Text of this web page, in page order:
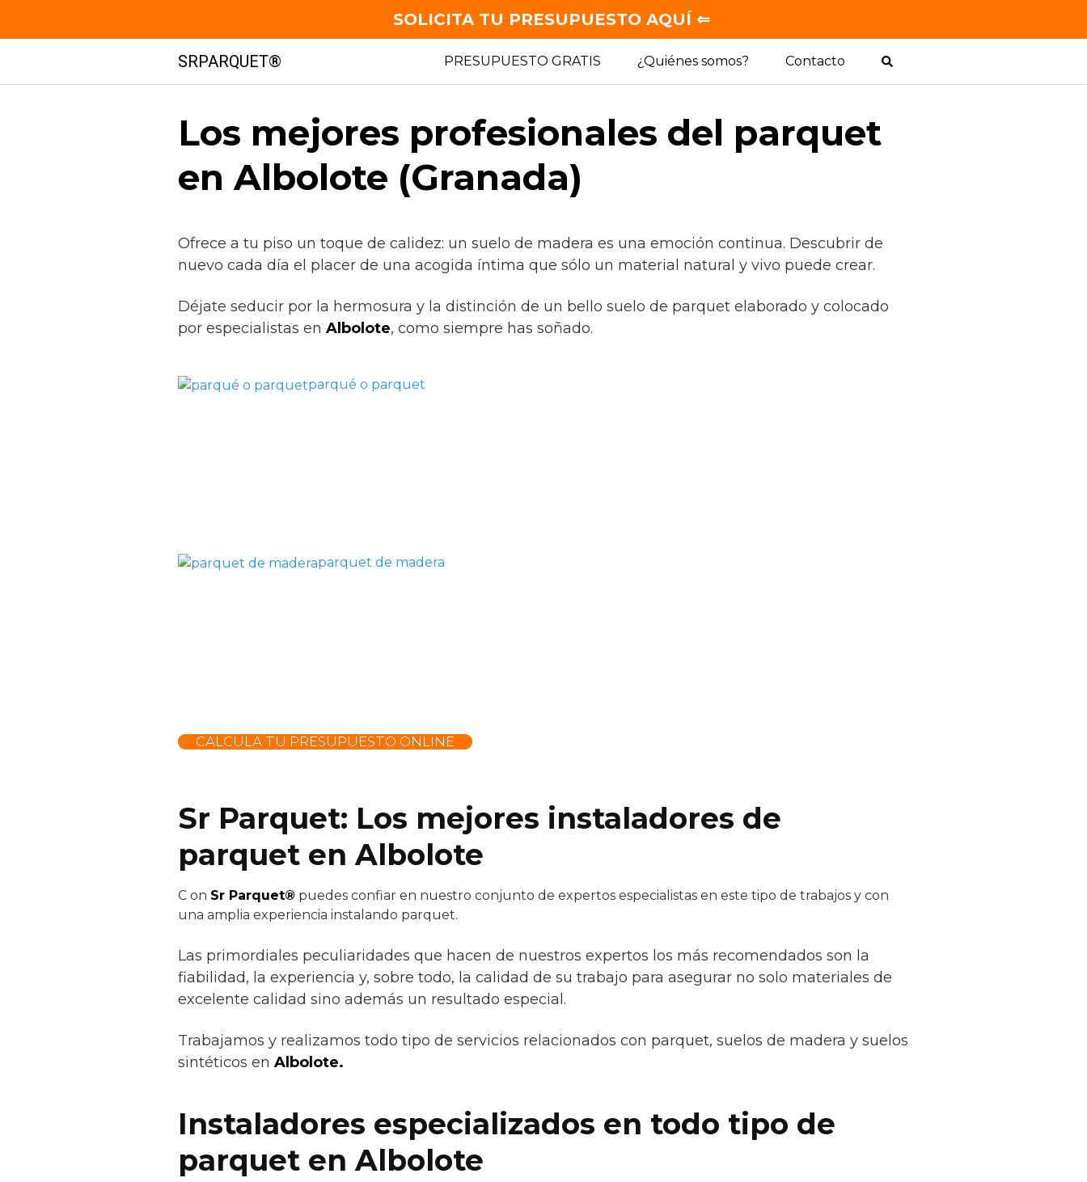
contenido
SRPARQUET® PRESUPUESTO GRATIS ¿Quiénes somos? Contacto
Los mejores profesionales del parquet
en Albolote (Granada)
Ofrece a tu piso un toque de calidez: un suelo de madera es una emoción continua. Descubrir de
nuevo cada día el placer de una acogida íntima que sólo un material natural y vivo puede crear.
Déjate seducir por la hermosura y la distinción de un bello suelo de parquet elaborado y colocado
por especialistas en Albolote, como siempre has soñado.
parqué o parquet
parquet de madera
CALCULA TU PRESUPUESTO ONLINE
Sr Parquet: Los mejores instaladores de
parquet en Albolote
C on Sr Parquet® puedes confiar en nuestro conjunto de expertos especialistas en este tipo de trabajos y con
una amplia experiencia instalando parquet.
Las primordiales peculiaridades que hacen de nuestros expertos los más recomendados son la
fiabilidad, la experiencia y, sobre todo, la calidad de su trabajo para asegurar no solo materiales de
excelente calidad sino además un resultado especial.
Trabajamos y realizamos todo tipo de servicios relacionados con parquet, suelos de madera y suelos
sintéticos en Albolote.
Instaladores especializados en todo tipo de
parquet en Albolote
SOLICITA TU PRESUPUESTO AQUÍ ⇐